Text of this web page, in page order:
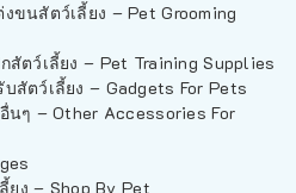
ขนสัตว์เลี้ยง – Pet Grooming
สัตว์เลี้ยง – Pet Training Supplies
สัตว์เลี้ยง – Gadgets For Pets
นๆ – Other Accessories For
ยง – Shop By Pet